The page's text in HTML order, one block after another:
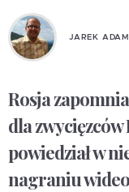
JAREK
Rosja
dla
powiedział w
nagraniu